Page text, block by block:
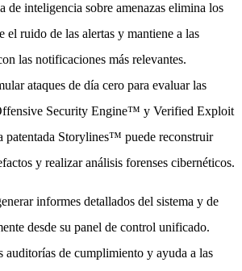
de inteligencia sobre amenazas elimina los
el ruido de las alertas y mantiene a las
las notificaciones más relevantes.
ataques de día cero para evaluar las
Security Engine™ y Verified Exploit
Storylines™ puede reconstruir
y realizar análisis forenses cibernéticos.
informes detallados del sistema y de
desde su panel de control unificado.
auditorías de cumplimiento y ayuda a las